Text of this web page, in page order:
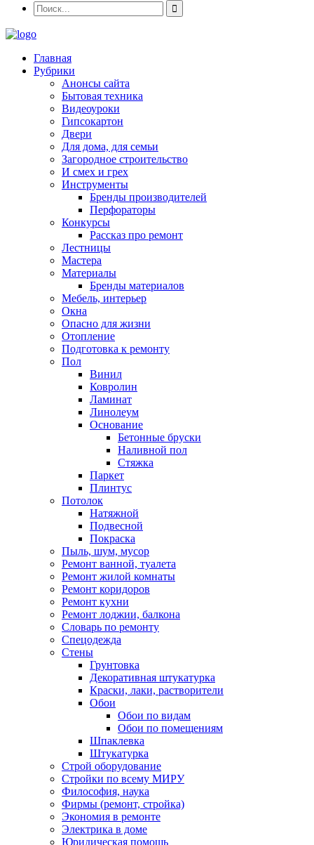
Главная
Рубрики
Анонсы сайта
Бытовая техника
Видеоуроки
Гипсокартон
Двери
Для дома, для семьи
Загородное строительство
И смех и грех
Инструменты
Бренды производителей
Перфораторы
Конкурсы
Рассказ про ремонт
Лестницы
Мастера
Материалы
Бренды материалов
Мебель, интерьер
Окна
Опасно для жизни
Отопление
Подготовка к ремонту
Пол
Винил
Ковролин
Ламинат
Линолеум
Основание
Бетонные бруски
Наливной пол
Стяжка
Паркет
Плинтус
Потолок
Натяжной
Подвесной
Покраска
Пыль, шум, мусор
Ремонт ванной, туалета
Ремонт жилой комнаты
Ремонт коридоров
Ремонт кухни
Ремонт лоджии, балкона
Словарь по ремонту
Спецодежда
Стены
Грунтовка
Декоративная штукатурка
Краски, лаки, растворители
Обои
Обои по видам
Обои по помещениям
Шпаклевка
Штукатурка
Строй оборудование
Стройки по всему МИРУ
Философия, наука
Фирмы (ремонт, стройка)
Экономия в ремонте
Электрика в доме
Юридическая помощь